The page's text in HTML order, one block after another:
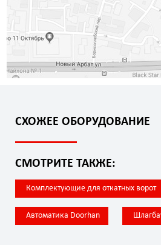
СХОЖЕЕ ОБОРУДОВАНИЕ
СМОТРИТЕ ТАКЖЕ:
Комплектующие для откатных ворот
Автоматика Doorhan